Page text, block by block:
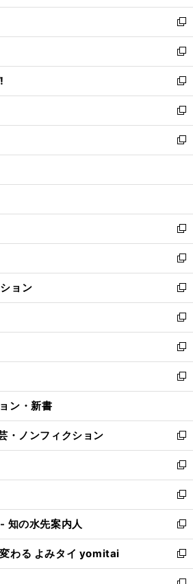
開
く
ウ
で
開
く
ン
ド
ウ
で
開
く
ウ
ィ
ン
ド
ウ
で
開
く
新
し
い
ウ
ィ
ン
ド
ウ
で
開
新
し
い
ウ
ィ
ン
ド
ウ
開
新
し
い
ウ
ィ
ン
ウ
開
く
新
し
い
ウ
ン
ウ
で
開
く
新
し
ウ
ン
ド
ウ
で
開
く
新
し
い
ウ
ィ
ン
ド
ウ
で
開
く
新
し
い
ウ
ィ
ン
ド
ウ
で
開
ョン
新
し
い
ウ
ィ
ン
ド
ウ
開
く
新
し
い
ウ
ィ
ン
ウ
で
開
く
新
し
い
ウ
ン
ド
ウ
で
開
く
新
し
ウ
ィ
ン
ド
ウ
で
開
く
ン・新書
・ノンフィクション
新
し
い
ウ
ィ
ン
ド
ウ
で
開
新
し
い
ウ
ィ
ン
ド
ウ
新
し
い
ウ
ィ
ン
知の水先案内人
新
し
い
ウ
わる よみタイ yomitai
新
し